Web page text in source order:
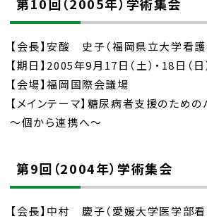
【会長】安酸 史子（福岡県立大学看護
【期日】2005年9月17日（土）・18日（日
【会場】福岡国際会議場
【メインテーマ】糖尿病者支援のため
～個から連携へ～
第9回（2004年）学術集会
【会長】中村 慶子（愛媛大学医学部看